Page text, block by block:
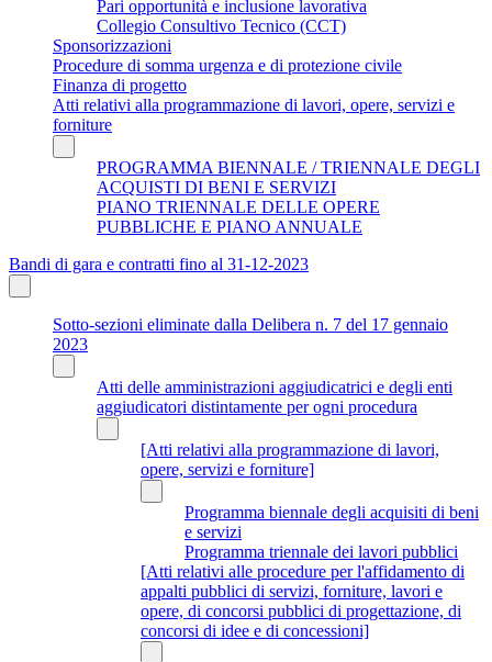
Pari opportunità e inclusione lavorativa
Collegio Consultivo Tecnico (CCT)
Sponsorizzazioni
Procedure di somma urgenza e di protezione civile
Finanza di progetto
Atti relativi alla programmazione di lavori, opere, servizi e
forniture
PROGRAMMA BIENNALE / TRIENNALE DEGLI
ACQUISTI DI BENI E SERVIZI
PIANO TRIENNALE DELLE OPERE
PUBBLICHE E PIANO ANNUALE
Bandi di gara e contratti fino al 31-12-2023
Sotto-sezioni eliminate dalla Delibera n. 7 del 17 gennaio
2023
Atti delle amministrazioni aggiudicatrici e degli enti
aggiudicatori distintamente per ogni procedura
[Atti relativi alla programmazione di lavori,
opere, servizi e forniture]
Programma biennale degli acquisiti di beni
e servizi
Programma triennale dei lavori pubblici
[Atti relativi alle procedure per l'affidamento di
appalti pubblici di servizi, forniture, lavori e
opere, di concorsi pubblici di progettazione, di
concorsi di idee e di concessioni]